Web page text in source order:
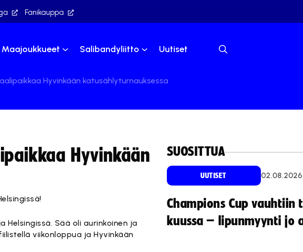
Fanikauppa
Maajoukkueet Salibandyliitto Uutiset
Hyvinkään katusählyturnauksessa
Hyvinkään
Sää oli aurinkoinen ja
viikonloppua ja Hyvinkään
SUOSITTUA
UUTISET 02.08.2026
Champions Cup vauhtiin
kuussa – lipunmyynti jo